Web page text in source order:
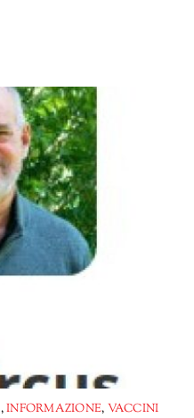
,INFORMAZIONE, VACCINI